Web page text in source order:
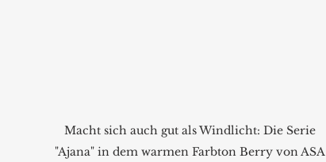
Macht sich auch gut als Windlicht: Die Serie
"Ajana" in dem warmen Farbton Berry von ASA